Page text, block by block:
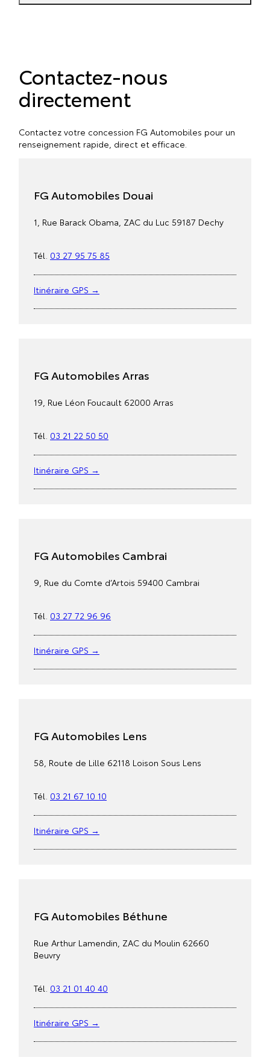
Contactez-nous
directement
Contactez votre concession FG Automobiles pour un
renseignement rapide, direct et efficace.
FG Automobiles Douai
1, Rue Barack Obama, ZAC du Luc 59187 Dechy
Tél. 03 27 95 75 85
Itinéraire GPS →
FG Automobiles Arras
19, Rue Léon Foucault 62000 Arras
Tél. 03 21 22 50 50
Itinéraire GPS →
FG Automobiles Cambrai
9, Rue du Comte d’Artois 59400 Cambrai
Tél. 03 27 72 96 96
Itinéraire GPS →
FG Automobiles Lens
58, Route de Lille 62118 Loison Sous Lens
Tél. 03 21 67 10 10
Itinéraire GPS →
FG Automobiles Béthune
Rue Arthur Lamendin, ZAC du Moulin 62660
Beuvry
Tél. 03 21 01 40 40
Itinéraire GPS →